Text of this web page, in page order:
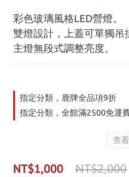
彩色玻璃風格LED營燈。
雙燈設計，上蓋可單獨吊
主燈無段式調整亮度。
指定分類，鹿牌全品項9折
指定分類，全館滿2500免運
查
NT$1,000 NT$2,000